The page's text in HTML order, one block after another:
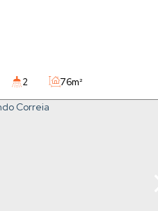
2
76m²